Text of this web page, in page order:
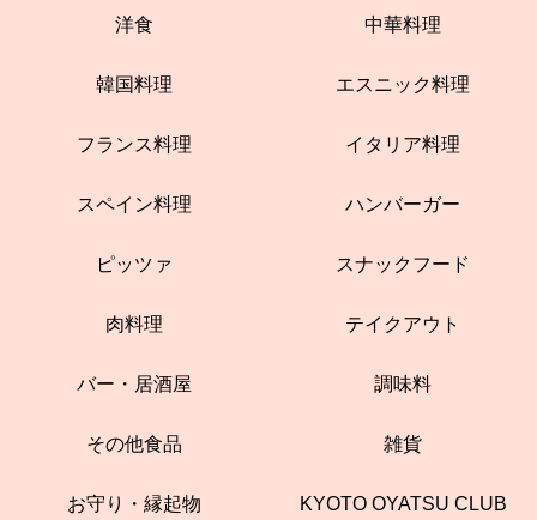
洋食 中華料理
韓国料理 エスニック料理
フランス料理 イタリア料理
スペイン料理 ハンバーガー
ピッツァ スナックフード
肉料理 テイクアウト
バー・居酒屋 調味料
その他食品 雑貨
お守り・縁起物 KYOTO OYATSU CLUB